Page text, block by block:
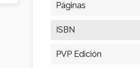
Páginas
ISBN
PVP Edición